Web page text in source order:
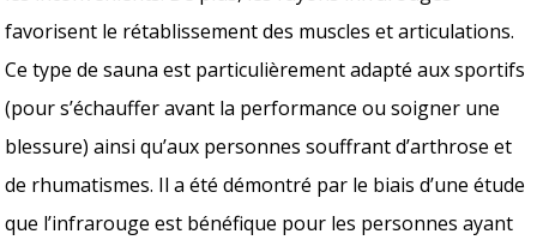
favorisent le rétablissement des muscles et articulations.
Ce type de sauna est particulièrement adapté aux sportifs
(pour s’échauffer avant la performance ou soigner une
blessure) ainsi qu’aux personnes souffrant d’arthrose et
de rhumatismes. Il a été démontré par le biais d’une étude
que l’infrarouge est bénéfique pour les personnes ayant